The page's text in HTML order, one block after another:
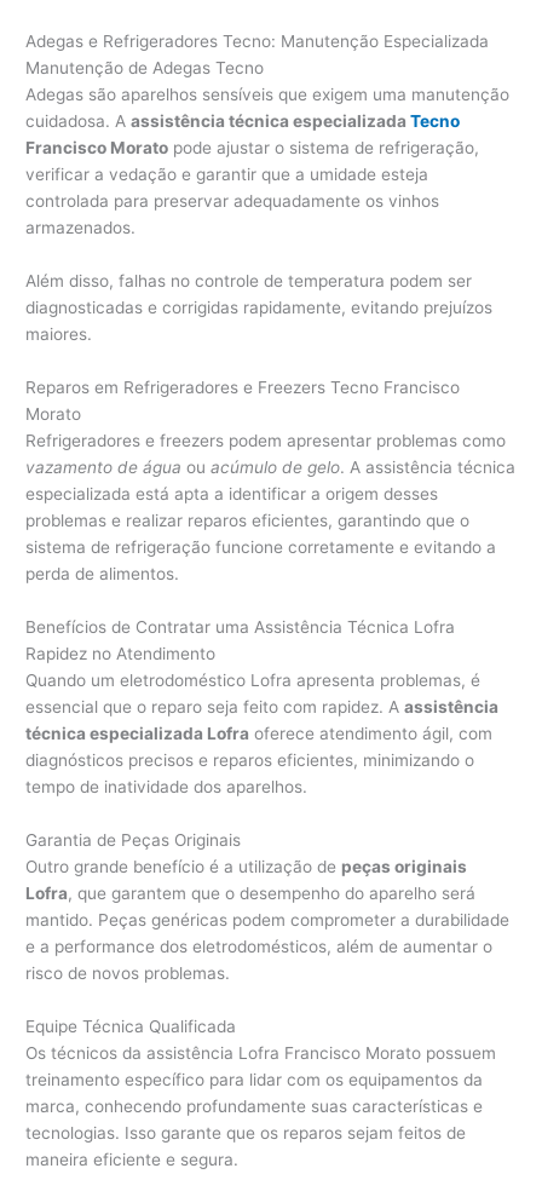
Adegas e Refrigeradores Tecno: Manutenção Especializada
Manutenção de Adegas Tecno
Adegas são aparelhos sensíveis que exigem uma manutenção
cuidadosa. Aassistência técnica especializadaTecno
Francisco Morato pode ajustar o sistema de refrigeração,
verificar a vedação e garantir que a umidade esteja
controlada para preservar adequadamente os vinhos
armazenados.
Além disso, falhas no controle de temperatura podem ser
diagnosticadas e corrigidas rapidamente, evitando prejuízos
maiores.
Reparos em Refrigeradores e Freezers Tecno Francisco
Morato
Refrigeradores e freezers podem apresentar problemas como
vazamento de água ouacúmulo de gelo. A assistência técnica
especializada está apta a identificar a origem desses
problemas e realizar reparos eficientes, garantindo que o
sistema de refrigeração funcione corretamente e evitando a
perda de alimentos.
Benefícios de Contratar uma Assistência Técnica Lofra
Rapidez no Atendimento
Quando um eletrodoméstico Lofra apresenta problemas, é
essencial que o reparo seja feito com rapidez. Aassistência
técnica especializada Lofra oferece atendimento ágil, com
diagnósticos precisos e reparos eficientes, minimizando o
tempo de inatividade dos aparelhos.
Garantia de Peças Originais
Outro grande benefício é a utilização de peças originais
Lofra, que garantem que o desempenho do aparelho será
mantido. Peças genéricas podem comprometer a durabilidade
e a performance dos eletrodomésticos, além de aumentar o
risco de novos problemas.
Equipe Técnica Qualificada
Os técnicos da assistência Lofra Francisco Morato possuem
treinamento específico para lidar com os equipamentos da
marca, conhecendo profundamente suas características e
tecnologias. Isso garante que os reparos sejam feitos de
maneira eficiente e segura.